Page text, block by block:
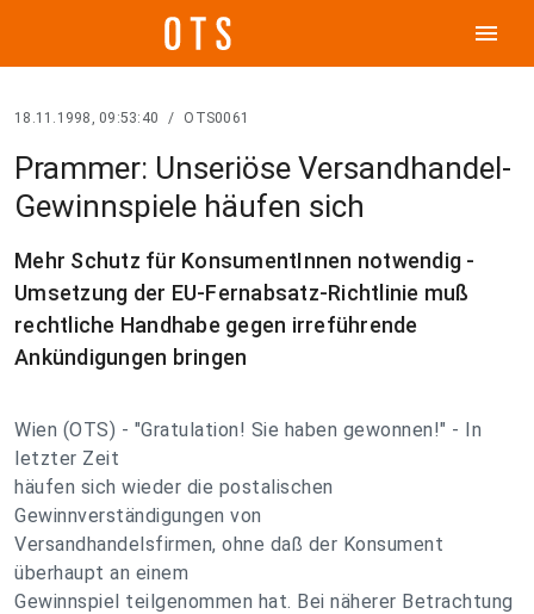
menu
18.11.1998, 09:53:40 / OTS0061
Prammer: Unseriöse Versandhandel-
Gewinnspiele häufen sich
Mehr Schutz für KonsumentInnen notwendig -
Umsetzung der EU-Fernabsatz-Richtlinie muß
rechtliche Handhabe gegen irreführende
Ankündigungen bringen
Wien (OTS) - "Gratulation! Sie haben gewonnen!" - In
letzter Zeit
häufen sich wieder die postalischen
Gewinnverständigungen von
Versandhandelsfirmen, ohne daß der Konsument
überhaupt an einem
Gewinnspiel teilgenommen hat. Bei näherer Betrachtung